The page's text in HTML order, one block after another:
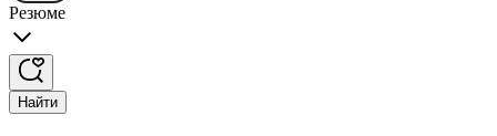
Резюме
Найти